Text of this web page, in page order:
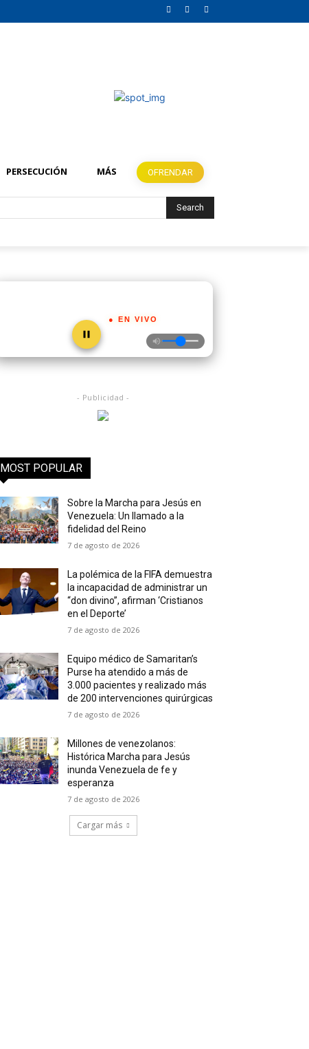
PERSECUCIÓN MÁS OFRENDAR
Search
● EN VIVO
- Publicidad -
MOST POPULAR
Sobre la Marcha para Jesús en
Venezuela: Un llamado a la
fidelidad del Reino
7 de agosto de 2026
La polémica de la FIFA demuestra
la incapacidad de administrar un
“don divino”, afirman ‘Cristianos
en el Deporte’
7 de agosto de 2026
Equipo médico de Samaritan’s
Purse ha atendido a más de
3.000 pacientes y realizado más
de 200 intervenciones quirúrgicas
7 de agosto de 2026
Millones de venezolanos:
Histórica Marcha para Jesús
inunda Venezuela de fe y
esperanza
7 de agosto de 2026
Cargar más